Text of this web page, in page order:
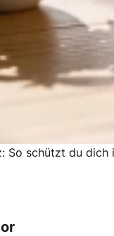
So schützt du dich